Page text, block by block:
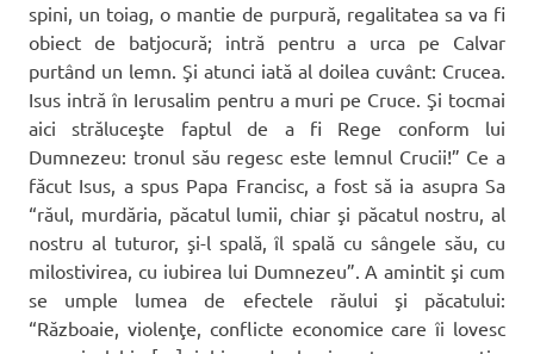
spini, un toiag, o mantie de purpură, regalitatea sa va fi
obiect de batjocură; intră pentru a urca pe Calvar
purtând un lemn. Şi atunci iată al doilea cuvânt: Crucea.
Isus intră în Ierusalim pentru a muri pe Cruce. Şi tocmai
aici străluceşte faptul de a fi Rege conform lui
Dumnezeu: tronul său regesc este lemnul Crucii!” Ce a
făcut Isus, a spus Papa Francisc, a fost să ia asupra Sa
“răul, murdăria, păcatul lumii, chiar şi păcatul nostru, al
nostru al tuturor, şi-l spală, îl spală cu sângele său, cu
milostivirea, cu iubirea lui Dumnezeu”. A amintit şi cum
se umple lumea de efectele răului şi păcatului:
“Războaie, violenţe, conflicte economice care îi lovesc